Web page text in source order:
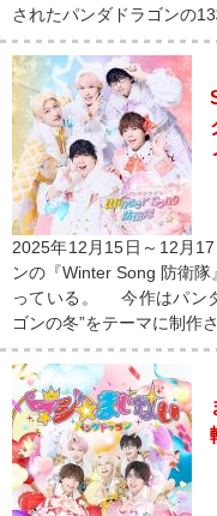
されたパンダドラゴンの13
2025年12月15日～12月
ンの『Winter Song 防衛
っている。 今作はパン
ゴンの冬”をテーマに制作